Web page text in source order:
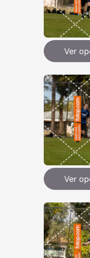
Ver
Ver